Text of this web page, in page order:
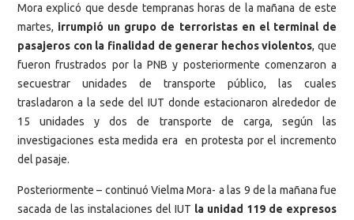
Mora explicó que desde tempranas horas de la mañana de este
martes, irrumpió un grupo de terroristas en el terminal de
pasajeros con la finalidad de generar hechos violentos, que
fueron frustrados por la PNB y posteriormente comenzaron a
secuestrar unidades de transporte público, las cuales
trasladaron a la sede del IUT donde estacionaron alrededor de
15 unidades y dos de transporte de carga, según las
investigaciones esta medida era en protesta por el incremento
del pasaje.
Posteriormente – continuó Vielma Mora- a las 9 de la mañana fue
sacada de las instalaciones del IUT la unidad 119 de expresos